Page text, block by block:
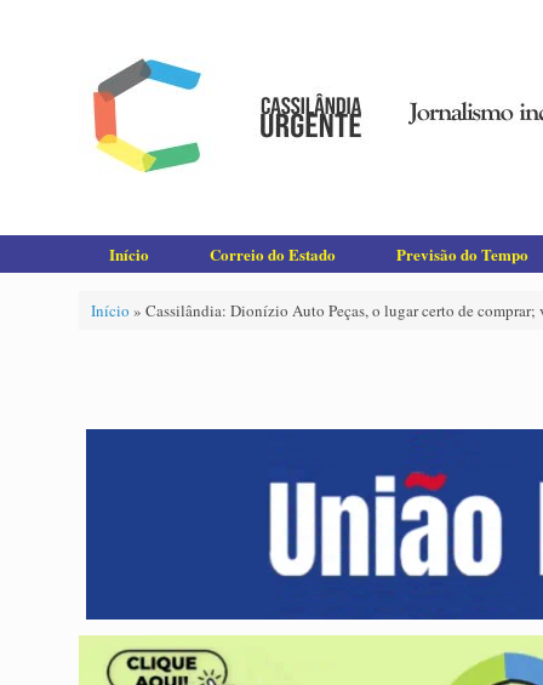
Início Correio do Estado Previsão do Tempo
Início » Cassilândia: Dionízio Auto Peças, o lugar certo de comprar;